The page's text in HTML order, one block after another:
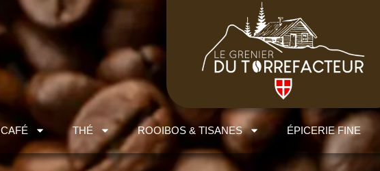
CAFÉ THÉ ROOIBOS & TISANES ÉPICERIE FINE